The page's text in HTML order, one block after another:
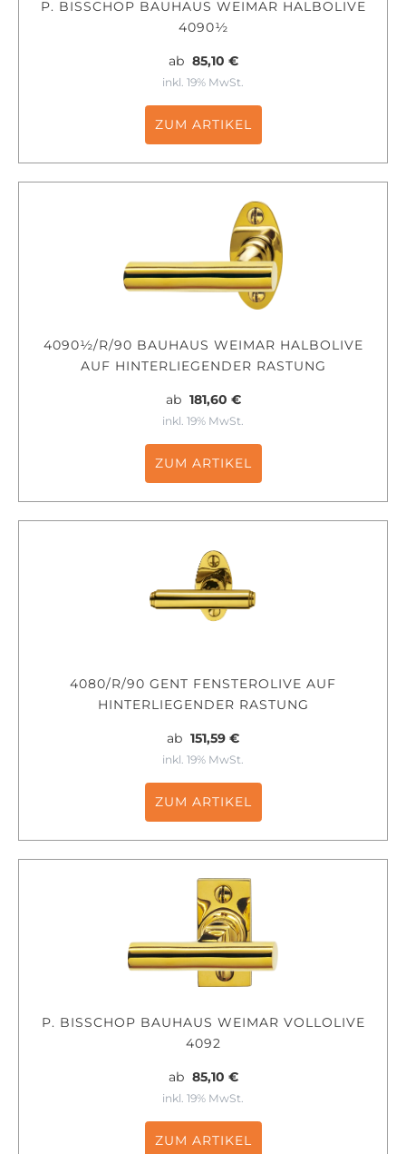
P. BISSCHOP BAUHAUS WEIMAR HALBOLIVE
4090½
ab 85,10 €
inkl. 19% MwSt.
ZUM ARTIKEL
4090½/R/90 BAUHAUS WEIMAR HALBOLIVE
AUF HINTERLIEGENDER RASTUNG
ab 181,60 €
inkl. 19% MwSt.
ZUM ARTIKEL
4080/R/90 GENT FENSTEROLIVE AUF
HINTERLIEGENDER RASTUNG
ab 151,59 €
inkl. 19% MwSt.
ZUM ARTIKEL
P. BISSCHOP BAUHAUS WEIMAR VOLLOLIVE
4092
ab 85,10 €
inkl. 19% MwSt.
ZUM ARTIKEL